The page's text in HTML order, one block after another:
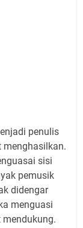
penulis
menghasilkan.
sisi
pemusik
didengar
menguasi